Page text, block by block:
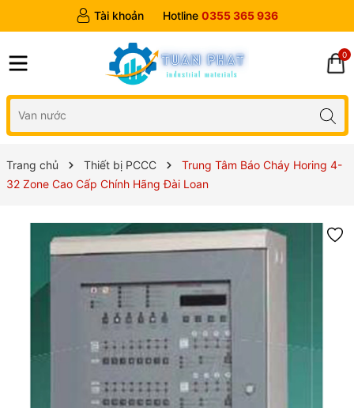
Tài khoản Hotline 0355 365 936
0
Trang chủ Thiết bị PCCC
Trung Tâm Báo Cháy Horing 4-
32 Zone Cao Cấp Chính Hãng Đài Loan